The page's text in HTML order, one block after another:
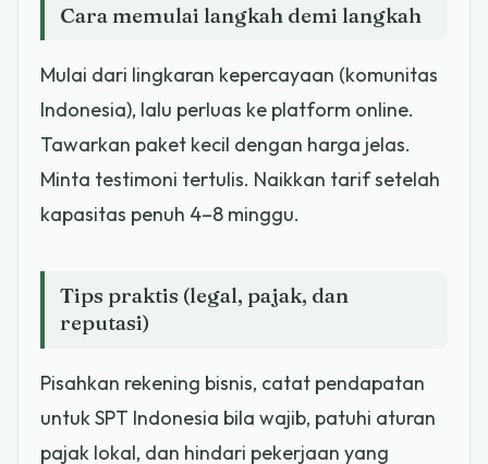
Cara memulai langkah demi langkah
Mulai dari lingkaran kepercayaan (komunitas
Indonesia), lalu perluas ke platform online.
Tawarkan paket kecil dengan harga jelas.
Minta testimoni tertulis. Naikkan tarif setelah
kapasitas penuh 4–8 minggu.
Tips praktis (legal, pajak, dan
reputasi)
Pisahkan rekening bisnis, catat pendapatan
untuk SPT Indonesia bila wajib, patuhi aturan
pajak lokal, dan hindari pekerjaan yang